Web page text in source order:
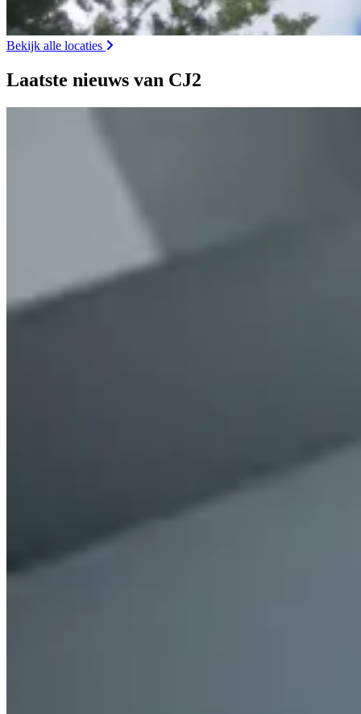
Bekijk alle locaties
Laatste nieuws van CJ2